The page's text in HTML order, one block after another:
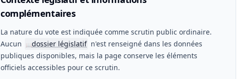
complémentaires
La nature du vote est indiquée comme scrutin public ordinaire.
Aucun
📖dossier législatif n'est renseigné dans les données
publiques disponibles, mais la page conserve les éléments
officiels accessibles pour ce scrutin.